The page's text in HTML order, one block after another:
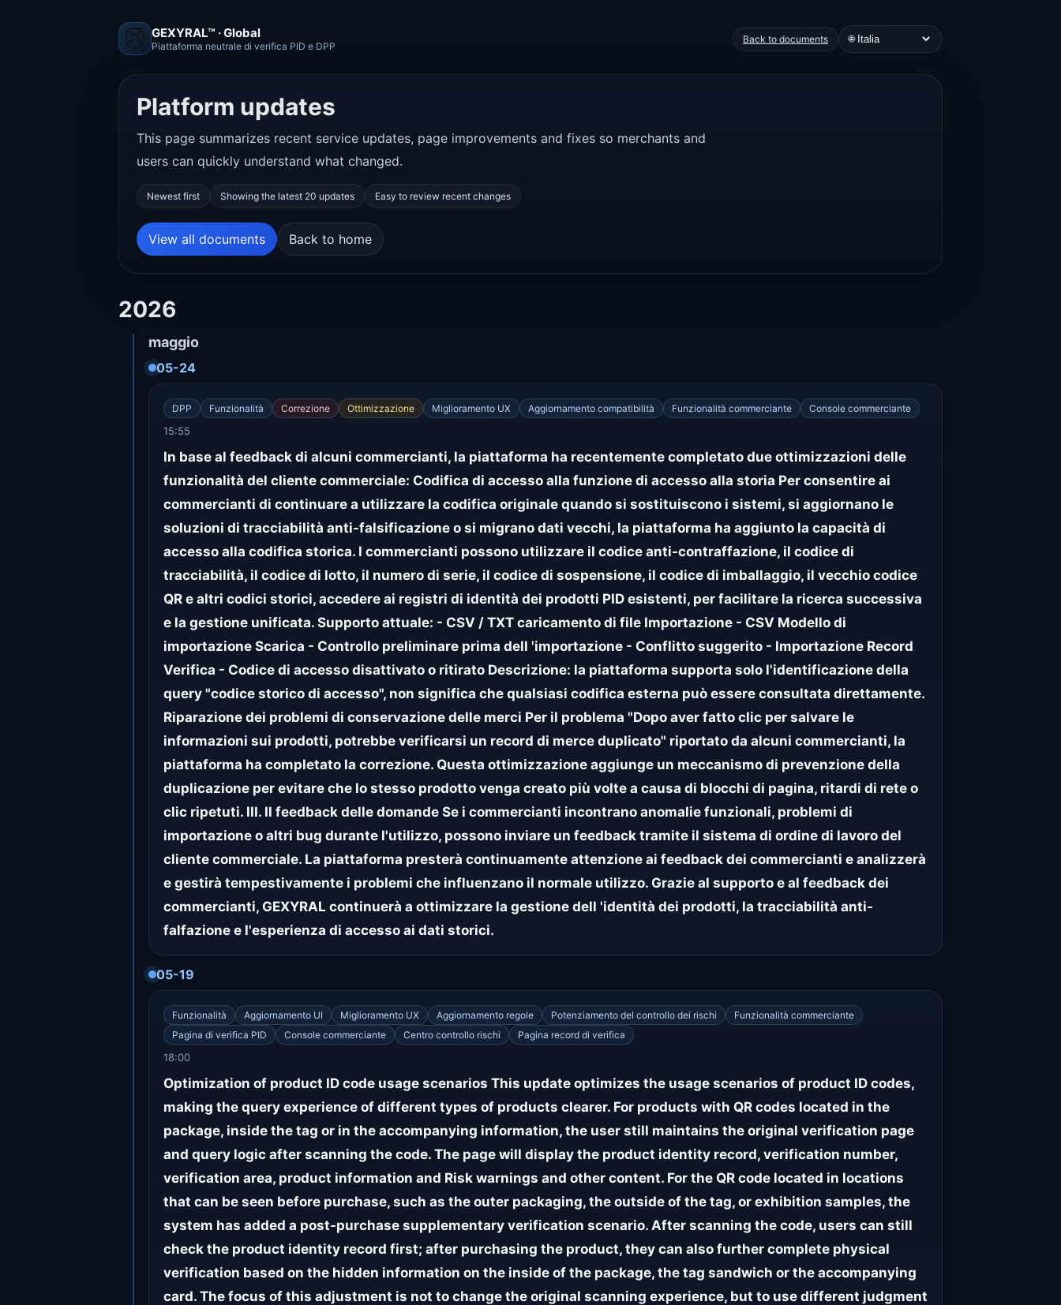
GEXYRAL™ · Global
Piattaforma neutrale di verifica PID e DPP
Back to documents 🌐
Platform updates
This page summarizes recent service updates, page improvements and fixes so merchants and
users can quickly understand what changed.
Newest first Showing the latest 20 updates Easy to review recent changes
View all documents Back to home
2026
maggio
05-24
DPP Funzionalità Correzione Ottimizzazione Miglioramento UX Aggiornamento compatibilità Funzionalità commerciante Console commerciante
15:55
In base al feedback di alcuni commercianti, la piattaforma ha recentemente completato due ottimizzazioni delle
funzionalità del cliente commerciale: Codifica di accesso alla funzione di accesso alla storia Per consentire ai
commercianti di continuare a utilizzare la codifica originale quando si sostituiscono i sistemi, si aggiornano le
soluzioni di tracciabilità anti-falsificazione o si migrano dati vecchi, la piattaforma ha aggiunto la capacità di
accesso alla codifica storica. I commercianti possono utilizzare il codice anti-contraffazione, il codice di
tracciabilità, il codice di lotto, il numero di serie, il codice di sospensione, il codice di imballaggio, il vecchio codice
QR e altri codici storici, accedere ai registri di identità dei prodotti PID esistenti, per facilitare la ricerca successiva
e la gestione unificata. Supporto attuale: - CSV / TXT caricamento di file Importazione - CSV Modello di
importazione Scarica - Controllo preliminare prima dell 'importazione - Conflitto suggerito - Importazione Record
Verifica - Codice di accesso disattivato o ritirato Descrizione: la piattaforma supporta solo l'identificazione della
query "codice storico di accesso", non significa che qualsiasi codifica esterna può essere consultata direttamente.
Riparazione dei problemi di conservazione delle merci Per il problema "Dopo aver fatto clic per salvare le
informazioni sui prodotti, potrebbe verificarsi un record di merce duplicato" riportato da alcuni commercianti, la
piattaforma ha completato la correzione. Questa ottimizzazione aggiunge un meccanismo di prevenzione della
duplicazione per evitare che lo stesso prodotto venga creato più volte a causa di blocchi di pagina, ritardi di rete o
clic ripetuti. III. Il feedback delle domande Se i commercianti incontrano anomalie funzionali, problemi di
importazione o altri bug durante l'utilizzo, possono inviare un feedback tramite il sistema di ordine di lavoro del
cliente commerciale. La piattaforma presterà continuamente attenzione ai feedback dei commercianti e analizzerà
e gestirà tempestivamente i problemi che influenzano il normale utilizzo. Grazie al supporto e al feedback dei
commercianti, GEXYRAL continuerà a ottimizzare la gestione dell 'identità dei prodotti, la tracciabilità anti-
falfazione e l'esperienza di accesso ai dati storici.
05-19
Funzionalità Aggiornamento UI Miglioramento UX Aggiornamento regole Potenziamento del controllo dei rischi
Funzionalità commerciante
Pagina di verifica PID
Console commerciante Centro controllo rischi Pagina record di verifica
18:00
Optimization of product ID code usage scenarios This update optimizes the usage scenarios of product ID codes,
making the query experience of different types of products clearer. For products with QR codes located in the
package, inside the tag or in the accompanying information, the user still maintains the original verification page
and query logic after scanning the code. The page will display the product identity record, verification number,
verification area, product information and Risk warnings and other content. For the QR code located in locations
that can be seen before purchase, such as the outer packaging, the outside of the tag, or exhibition samples, the
system has added a post-purchase supplementary verification scenario. After scanning the code, users can still
check the product identity record first; after purchasing the product, they can also further complete physical
verification based on the hidden information on the inside of the package, the tag sandwich or the accompanying
card. The focus of this adjustment is not to change the original scanning experience, but to use different judgment